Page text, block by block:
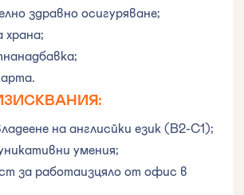
здравно осигуряване;
храна;
на англисйки език (B2-C1);
умения;
за работаизцяло от офис в